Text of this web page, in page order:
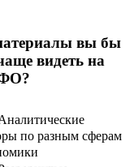
вы бы
видеть на
по разным сферам